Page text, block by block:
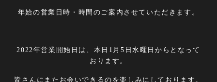
年始の営業日時・時間のご案内させていただきます。
2022年営業開始日は、本日1月5日水曜日からとなって
おります。
皆さんにまたお会いできるのを楽しみにしております。